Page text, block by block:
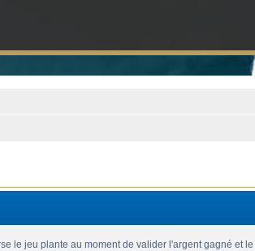
le jeu plante au moment de valider l'argent gagné et